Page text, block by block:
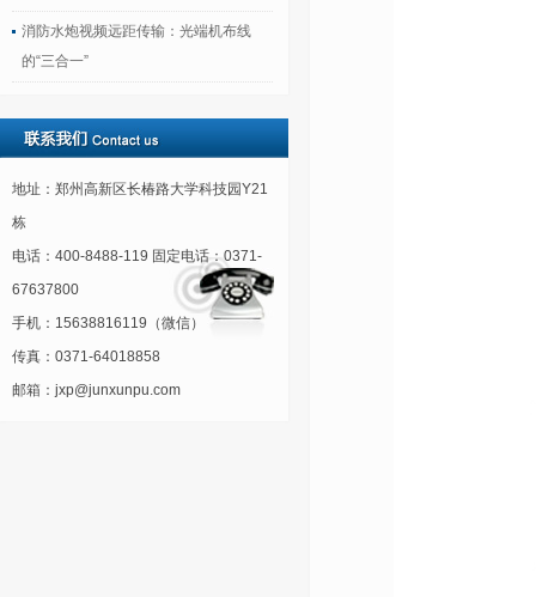
消防水炮视频远距传输：光端机布线
的“三合一”
地址：郑州高新区长椿路大学科技园Y21
栋
电话：400-8488-119 固定电话：0371-
67637800
手机：15638816119（微信）
传真：0371-64018858
邮箱：jxp@junxunpu.com